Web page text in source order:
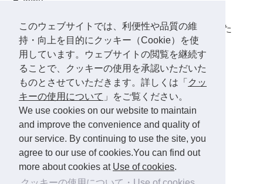
このウェブサイトでは、利便性や品質の維
持・向上を目的にクッキー（Cookie）を使
用しています。ウェブサイトの閲覧を継続す
ることで、クッキーの使用を承認いただいた
ものとさせていただきます。詳しくは「 クッ
キーの使用について 」をご覧ください。
We use cookies on our website to maintain
and improve the convenience and quality of
our service. By continuing to use the site, you
agree to our use of cookies.You can find out
more about cookies at Use of cookies.
Ctrl + R または Ctrl + Shift + R また
は Shift + 更新ボタン
「Mac」
Command + R
■Opera
「Windows」
更新ボタン または F5 または Ctrl + R
Command + R